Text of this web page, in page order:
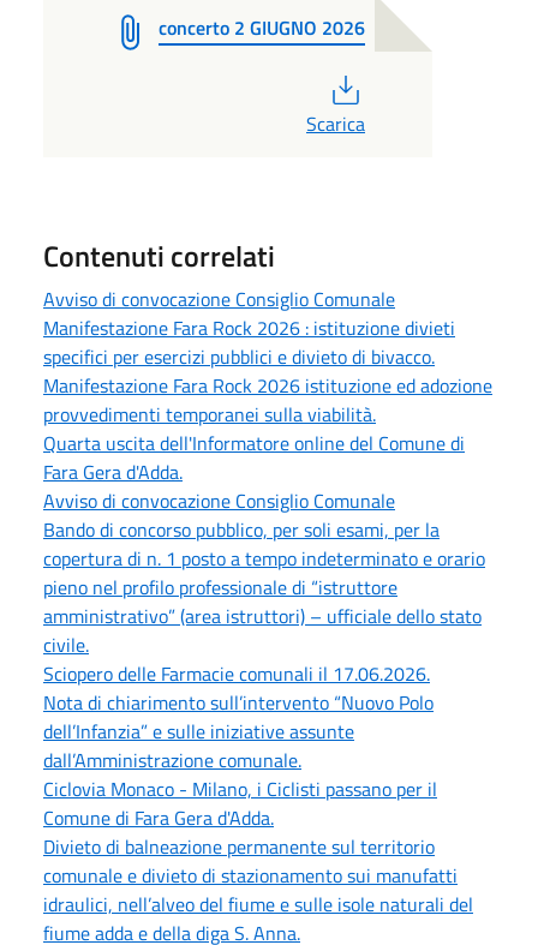
concerto 2 GIUGNO 2026
Scarica
Contenuti correlati
Avviso di convocazione Consiglio Comunale
Manifestazione Fara Rock 2026 : istituzione divieti
specifici per esercizi pubblici e divieto di bivacco.
Manifestazione Fara Rock 2026 istituzione ed adozione
provvedimenti temporanei sulla viabilità.
Quarta uscita dell'Informatore online del Comune di
Fara Gera d'Adda.
Avviso di convocazione Consiglio Comunale
Bando di concorso pubblico, per soli esami, per la
copertura di n. 1 posto a tempo indeterminato e orario
pieno nel profilo professionale di “istruttore
amministrativo” (area istruttori) – ufficiale dello stato
civile.
Sciopero delle Farmacie comunali il 17.06.2026.
Nota di chiarimento sull’intervento “Nuovo Polo
dell’Infanzia” e sulle iniziative assunte
dall’Amministrazione comunale.
Ciclovia Monaco - Milano, i Ciclisti passano per il
Comune di Fara Gera d'Adda.
Divieto di balneazione permanente sul territorio
comunale e divieto di stazionamento sui manufatti
idraulici, nell’alveo del fiume e sulle isole naturali del
fiume adda e della diga S. Anna.